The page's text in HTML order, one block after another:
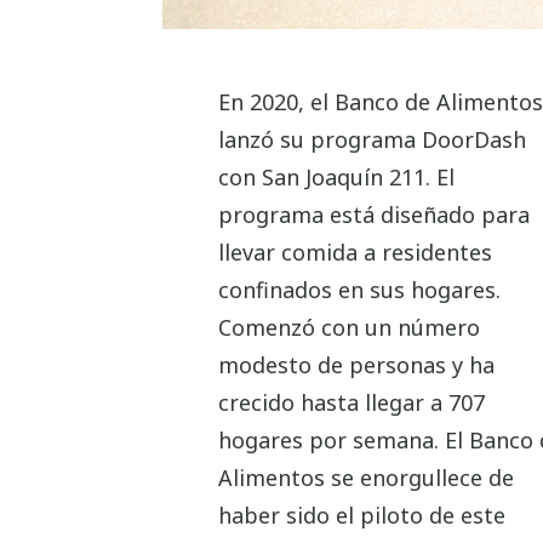
En 2020, el Banco de Alimentos
lanzó su programa DoorDash
con San Joaquín 211. El
programa está diseñado para
llevar comida a residentes
confinados en sus hogares.
Comenzó con un número
modesto de personas y ha
crecido hasta llegar a 707
hogares por semana. El Banco
Alimentos se enorgullece de
haber sido el piloto de este